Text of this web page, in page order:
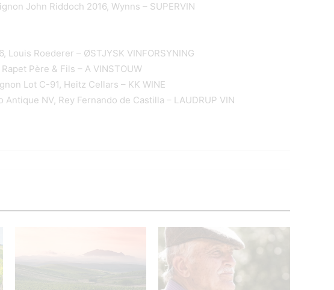
John Riddoch 2016, Wynns – SUPERVIN
Louis Roederer – ØSTJYSK VINFORSYNING
Père & Fils – A VINSTOUW
Lot C-91, Heitz Cellars – KK WINE
NV, Rey Fernando de Castilla – LAUDRUP VIN